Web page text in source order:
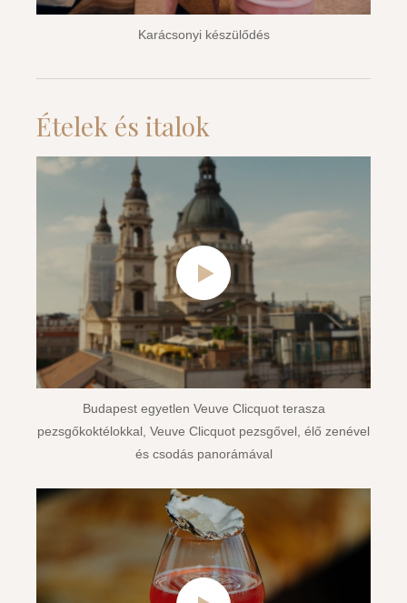
Karácsonyi készülődés
Ételek és italok
Budapest egyetlen Veuve Clicquot terasza
pezsgőkoktélokkal, Veuve Clicquot pezsgővel, élő zenével
és csodás panorámával